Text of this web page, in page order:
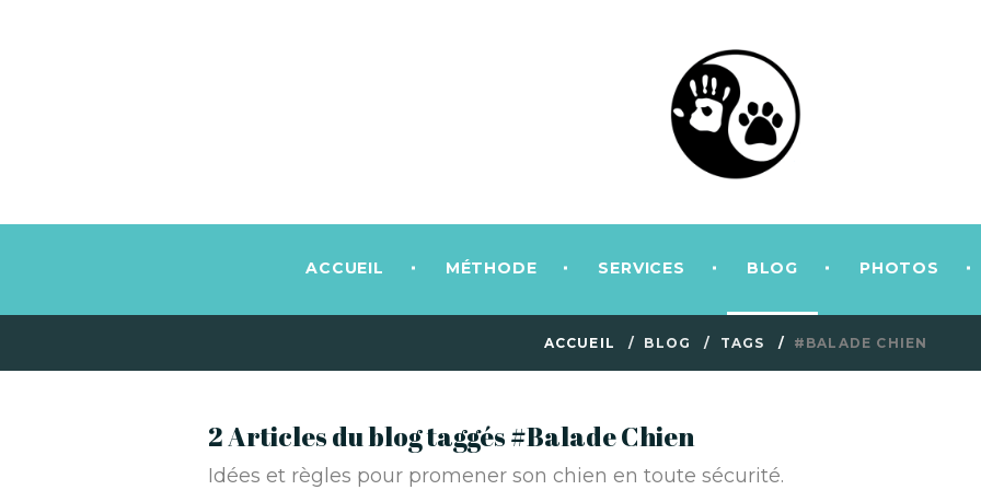
ACCUEIL MÉTHODE SERVICES BLOG PHOTOS
ACCUEIL BLOG TAGS #BALADE CHIEN
2 Articles du blog taggés #Balade Chien
Idées et règles pour promener son chien en toute sécurité.